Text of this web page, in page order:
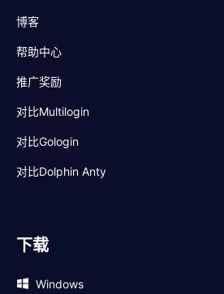
博客
帮助中心
推广奖励
对比Multilogin
对比Gologin
对比Dolphin Anty
下载
Windows